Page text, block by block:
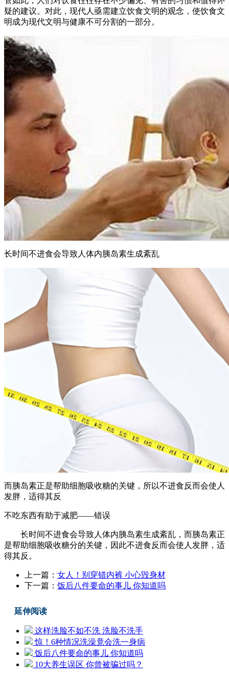
疑的建议。对此，现代人亟需建立饮食文明的观念，使饮食文
明成为现代文明与健康不可分割的一部分。
长时间不进食会导致人体内胰岛素生成紊乱
而胰岛素正是帮助细胞吸收糖的关键，所以不进食反而会使人
发胖，适得其反
不吃东西有助于减肥——错误
长时间不进食会导致人体内胰岛素生成紊乱，而胰岛素正
是帮助细胞吸收糖分的关键，因此不进食反而会使人发胖，适
得其反。
上一篇： 女人！别穿错内裤 小心毁身材
下一篇： 饭后八件要命的事儿 你知道吗
延伸阅读
这样洗脸不如不洗 洗脸不洗手
惊！6种情况洗澡竟会洗一身病
饭后八件要命的事儿 你知道吗
10大养生误区 你曾被骗过吗？